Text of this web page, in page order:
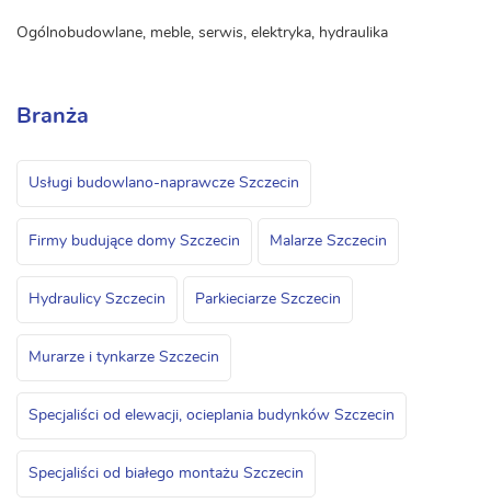
Ogólnobudowlane, meble, serwis, elektryka, hydraulika
Branża
Usługi budowlano-naprawcze Szczecin
Firmy budujące domy Szczecin Malarze Szczecin
Hydraulicy Szczecin Parkieciarze Szczecin
Murarze i tynkarze Szczecin
Specjaliści od elewacji, ocieplania budynków Szczecin
Specjaliści od białego montażu Szczecin